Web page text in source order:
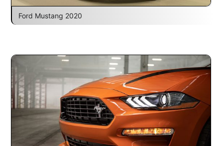
Ford Mustang 2020